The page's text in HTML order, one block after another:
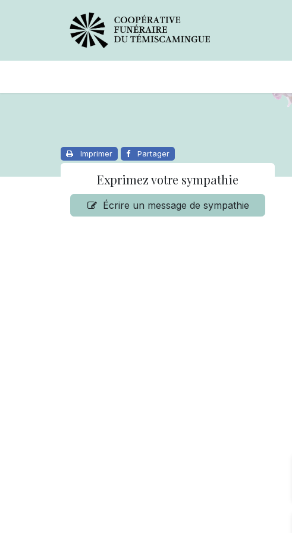
Imprimer Partager
Exprimez votre sympathie
Écrire un message de sympathie